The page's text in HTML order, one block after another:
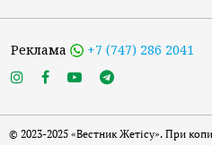
Реклама +7 (747) 286 2041
© 2023-2025 «Вестник Жетісу». При